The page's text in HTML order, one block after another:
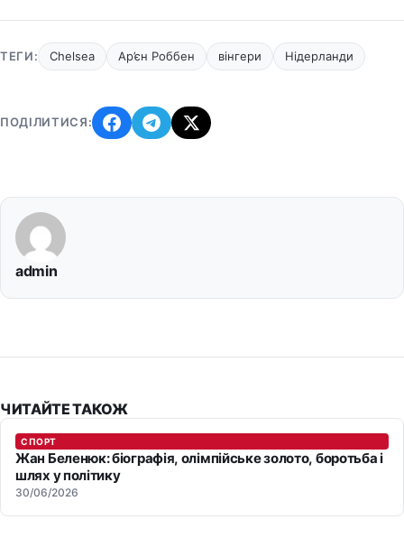
ТЕГИ: Chelsea Ар’єн Роббен вінгери Нідерланди
ПОДІЛИТИСЯ:
admin
ЧИТАЙТЕ ТАКОЖ
СПОРТ
Жан Беленюк: біографія, олімпійське золото, боротьба і
шлях у політику
30/06/2026